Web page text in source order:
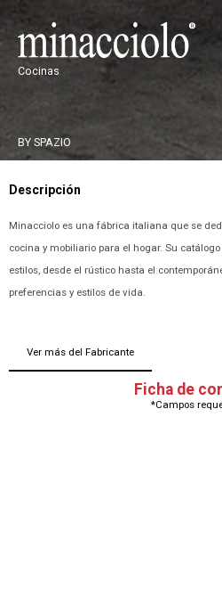
Cocinas
BY SPAZIO
Descripción
Minacciolo es una fábrica italiana que se
cocina y mobiliario para el hogar. Su
estilos, desde el rústico hasta el
preferencias y estilos de vida.
Ver más del Fabricante
Ficha de
*Campos